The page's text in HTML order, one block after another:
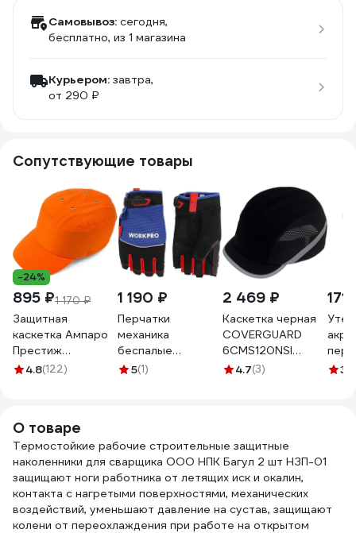
Самовывоз: сегодня,
бесплатно, из 1 магазина
Курьером: завтра,
от 290 ₽
Сопутствующие товары
-24%
895 ₽1 170 ₽
Защитная
каскетка Ампаро
Престиж
оранжевая
4.8(122)
1 190 ₽
Перчатки
механика
беспалые
WORKPRO PRO L
,ширина по ладони
112мм) , WP371019
5(1)
2 469 ₽
Каскетка черная
COVERGUARD
6CMS120NSI
6CMS010NSI
4.7(3)
171
3.7
О товаре
Термостойкие рабочие строительные защитные
наколенники для сварщика ООО НПК Багул 2 шт НЗП-01
защищают ноги работника от летящих иск и окалин,
контакта с нагретыми поверхностями, механических
воздействий, уменьшают давление на сустав, защищают
колени от переохлаждения при работе на открытом